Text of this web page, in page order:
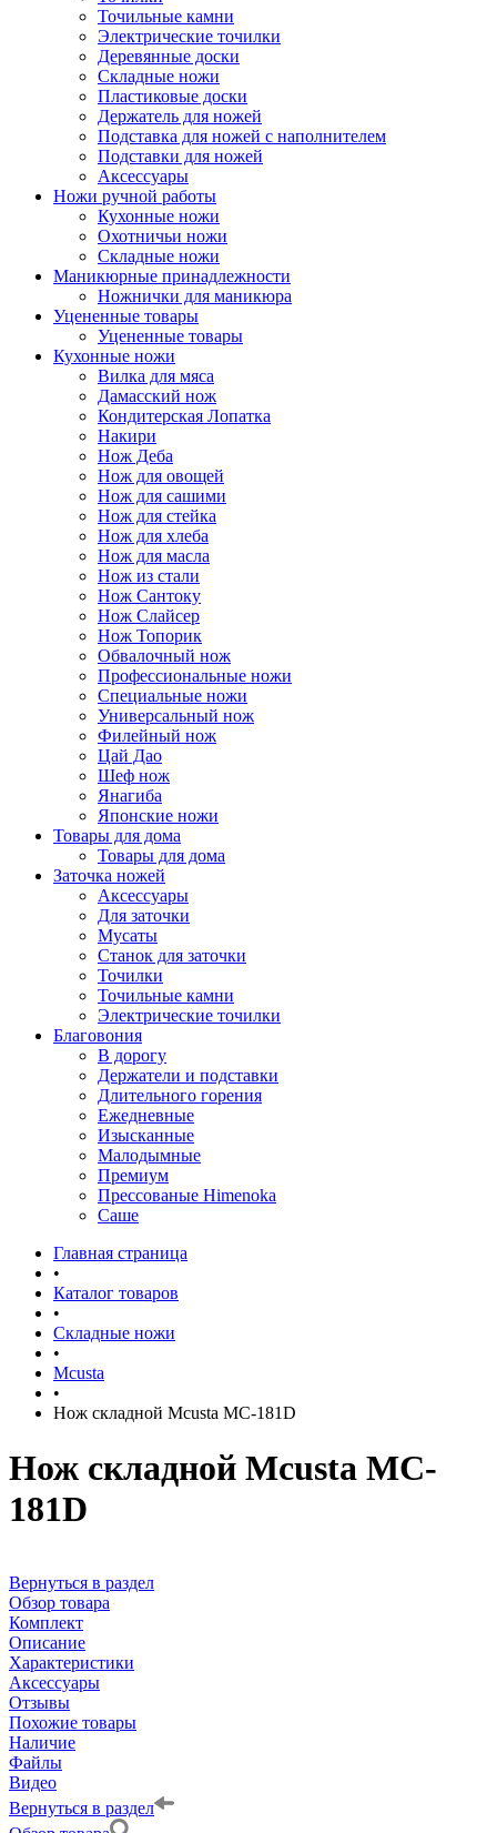
Точильные камни
Электрические точилки
Деревянные доски
Складные ножи
Пластиковые доски
Держатель для ножей
Подставка для ножей с наполнителем
Подставки для ножей
Аксессуары
Ножи ручной работы
Кухонные ножи
Охотничьи ножи
Складные ножи
Маникюрные принадлежности
Ножнички для маникюра
Уцененные товары
Уцененные товары
Кухонные ножи
Вилка для мяса
Дамасский нож
Кондитерская Лопатка
Накири
Нож Деба
Нож для овощей
Нож для сашими
Нож для стейка
Нож для хлеба
Нож для масла
Нож из стали
Нож Сантоку
Нож Слайсер
Нож Топорик
Обвалочный нож
Профессиональные ножи
Специальные ножи
Универсальный нож
Филейный нож
Цай Дао
Шеф нож
Янагиба
Японские ножи
Товары для дома
Товары для дома
Заточка ножей
Аксессуары
Для заточки
Мусаты
Станок для заточки
Точилки
Точильные камни
Электрические точилки
Благовония
В дорогу
Держатели и подставки
Длительного горения
Ежедневные
Изысканные
Малодымные
Премиум
Прессованые Himenoka
Саше
Главная страница
•
Каталог товаров
•
Складные ножи
•
Mcusta
•
Нож складной Mcusta MC-181D
Нож складной Mcusta MC-
181D
Вернуться в раздел
Обзор товара
Комплект
Описание
Характеристики
Аксессуары
Отзывы
Похожие товары
Наличие
Файлы
Видео
Вернуться в раздел